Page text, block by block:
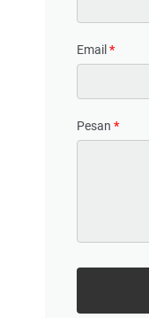
Email *
Pesan *